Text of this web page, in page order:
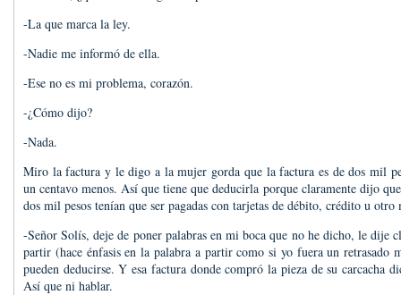
-La que marca la ley.
-Nadie me informó de ella.
-Ese no es mi problema, corazón.
-¿Cómo dijo?
-Nada.
Miro la factura y le digo a la mujer gorda que la factura es de dos mil
un centavo menos. Así que tiene que deducirla porque claramente dijo
dos mil pesos tenían que ser pagadas con tarjetas de débito, crédito u
-Señor Solís, deje de poner palabras en mi boca que no he dicho, le dije
partir (hace énfasis en la palabra a partir como si yo fuera un retrasado
pueden deducirse. Y esa factura donde compró la pieza de su carcacha
Así que ni hablar.